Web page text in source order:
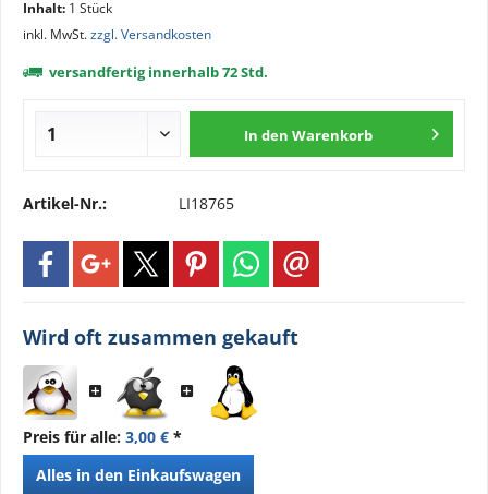
Inhalt: 1 Stück
inkl. MwSt.zzgl. Versandkosten
versandfertig innerhalb 72 Std.
In den Warenkorb
Artikel-Nr.: LI18765
Wird oft zusammen gekauft
Preis für alle: 3,00 € *
Alles in den Einkaufswagen